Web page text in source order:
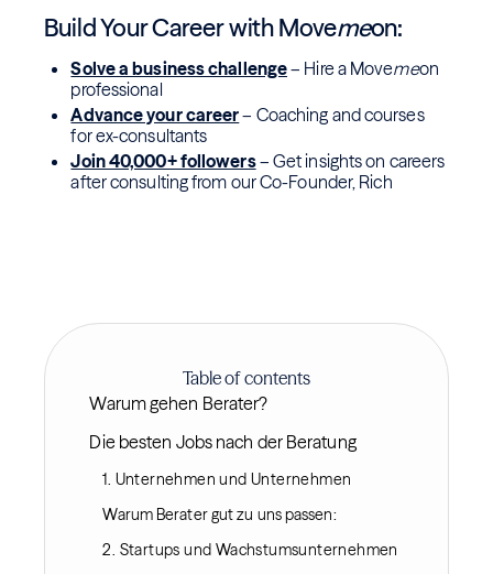
Build Your Career with Movemeon:
Solve a business challenge– Hire a Movemeon
professional
Advance your career– Coaching and courses
for ex-consultants
Join 40,000+ followers– Get insights on careers
after consulting from our Co-Founder, Rich
Table of contents
Warum gehen Berater?
Die besten Jobs nach der Beratung
1. Unternehmen und Unternehmen
Warum Berater gut zu uns passen:
2. Startups und Wachstumsunternehmen